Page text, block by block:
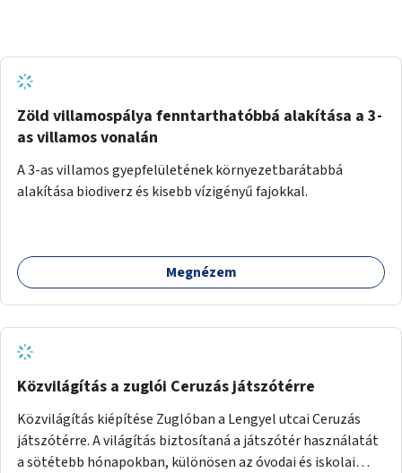
Zöld villamospálya fenntarthatóbbá alakítása a 3-
as villamos vonalán
A 3-as villamos gyepfelületének környezetbarátabbá
alakítása biodiverz és kisebb vízigényű fajokkal.
Megnézem
Közvilágítás a zuglói Ceruzás játszótérre
Közvilágítás kiépítése Zuglóban a Lengyel utcai Ceruzás
játszótérre. A világítás biztosítaná a játszótér használatát
a sötétebb hónapokban, különösen az óvodai és iskolai